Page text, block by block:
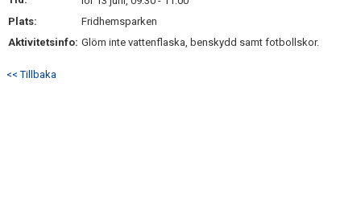
Plats:
Fridhemsparken
Aktivitetsinfo: Glöm inte vattenflaska, benskydd samt fotbollskor.
<< Tillbaka